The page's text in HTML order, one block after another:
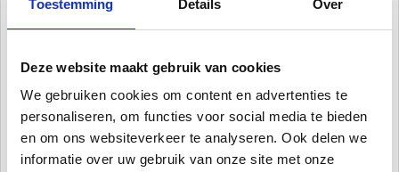
Toestemming Details Over
Deze website maakt gebruik van cookies
We gebruiken cookies om content en advertenties te
personaliseren, om functies voor social media te bieden
en om ons websiteverkeer te analyseren. Ook delen we
informatie over uw gebruik van onze site met onze
PoolPlaza Skimmer mand
voor Astral hoogwaterlijn skimmer of
PP skimmer
Een skimmer mandje zorgt ervoor dat het grove vuil in de skimmer
wordt tegengehouden. Zo kunnen er geen destructieve delen in je
pomp belanden. Op deze manier houd je jou filterinstallatie intact
en langer bruikbaar. In combinatie met onze skimmer mand zakjes
kun je ook klein vuil tegenhouden.